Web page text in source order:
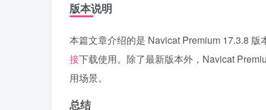
版本说明
本篇文章介绍的是 Navicat Premium 17.3.8
接下载使用。除了最新版本外，Navicat
用场景。
总结